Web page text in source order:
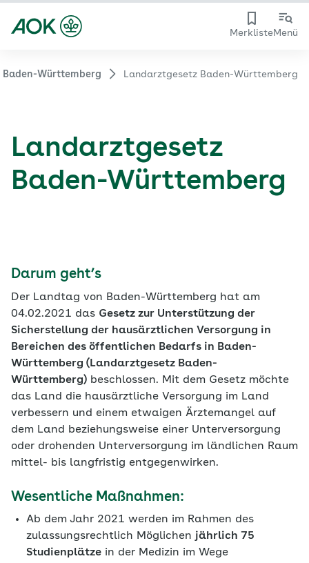
MerklisteMenü
Baden-Württemberg Landarztgesetz Baden-Württemberg
Landarztgesetz
Baden-Württemberg
Darum geht’s
Der Landtag von Baden-Württemberg hat am
04.02.2021 das Gesetz zur Unterstützung der
Sicherstellung der hausärztlichen Versorgung in
Bereichen des öffentlichen Bedarfs in Baden-
Württemberg (Landarztgesetz Baden-
Württemberg) beschlossen. Mit dem Gesetz möchte
das Land die hausärztliche Versorgung im Land
verbessern und einem etwaigen Ärztemangel auf
dem Land beziehungsweise einer Unterversorgung
oder drohenden Unterversorgung im ländlichen Raum
mittel- bis langfristig entgegenwirken.
Wesentliche Maßnahmen:
Ab dem Jahr 2021 werden im Rahmen des
zulassungsrechtlich Möglichen jährlich 75
Studienplätze in der Medizin im Wege